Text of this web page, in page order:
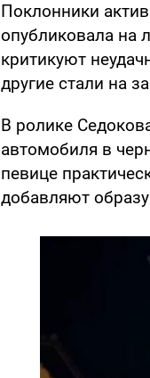
Поклонники
опубликовала на
критикуют
другие стали на
В ролике
автомобиля в
певице
добавляют